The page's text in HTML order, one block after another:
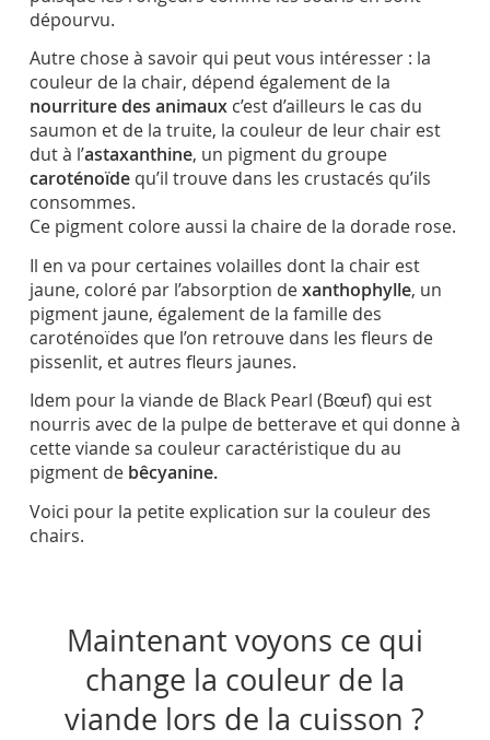
dépourvu.
Autre chose à savoir qui peut vous intéresser : la
couleur de la chair, dépend également de la
nourriture des animauxc’est d’ailleurs le cas du
saumon et de la truite, la couleur de leur chair est
dut à l’astaxanthine, un pigment du groupe
caroténoïdequ’il trouve dans les crustacés qu’ils
consommes.
Ce pigment colore aussi la chaire de la dorade rose.
Il en va pour certaines volailles dont la chair est
jaune, coloré par l’absorption dexanthophylle, un
pigment jaune, également de la famille des
caroténoïdes que l’on retrouve dans les fleurs de
pissenlit, et autres fleurs jaunes.
Idem pour la viande de Black Pearl (Bœuf) qui est
nourris avec de la pulpe de betterave et qui donne à
cette viande sa couleur caractéristique du au
pigment de bêcyanine.
Voici pour la petite explication sur la couleur des
chairs.
Maintenant voyons ce qui
change la couleur de la
viande lors de la cuisson ?